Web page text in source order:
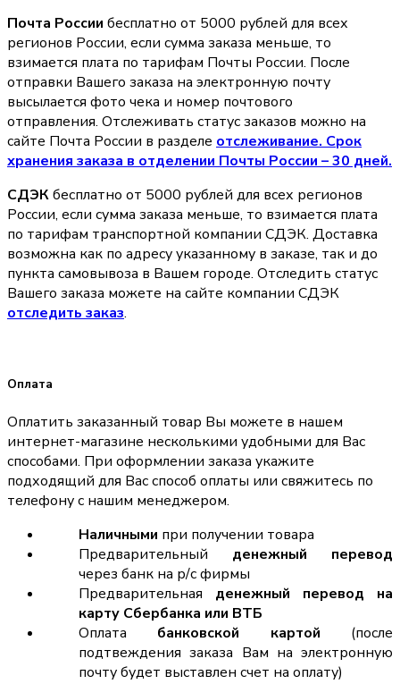
Почта России бесплатно от 5000 рублей для всех
регионов России, если сумма заказа меньше, то
взимается плата по тарифам Почты России. После
отправки Вашего заказа на электронную почту
высылается фото чека и номер почтового
отправления. Отслеживать статус заказов можно на
сайте Почта России в разделе oтслеживание. Срок
хранения заказа в отделении Почты России – 30 дней.
СДЭКбесплатно от 5000 рублей для всех регионов
России, если сумма заказа меньше, то взимается плата
по тарифам транспортной компании СДЭК. Доставка
возможна как по адресу указанному в заказе, так и до
пункта самовывоза в Вашем городе. Отследить статус
Вашего заказа можете на сайте компании СДЭК
отследить заказ.
Оплата
Оплатить заказанный товар Вы можете в нашем
интернет-магазине несколькими удобными для Вас
способами. При оформлении заказа укажите
подходящий для Вас способ оплаты или свяжитесь по
телефону с нашим менеджером.
Наличными при получении товара
Предварительный денежный перевод
через банк на р/с фирмы
Предварительная денежный перевод на
карту Сбербанка или ВТБ
Оплата банковской картой (после
подтвеждения заказа Вам на электронную
почту будет выставлен счет на оплату)